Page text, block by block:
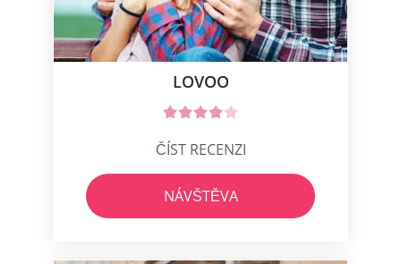
LOVOO
ČÍST RECENZI
NÁVŠTĚVA